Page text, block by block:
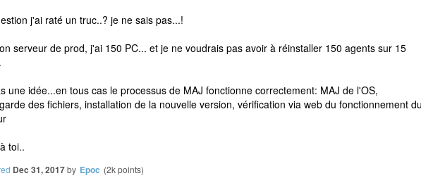
j'ai raté un truc..? je ne sais pas...!
serveur de prod, j'ai 150 PC... et je ne voudrais pas avoir à réinstaller 150 agents sur 15
une idée...en tous cas le processus de MAJ fonctionne correctement: MAJ de l'OS,
des fichiers, installation de la nouvelle version, vérification via web du fonctionnement
toi..
Dec 31, 2017by Epoc (2kpoints)